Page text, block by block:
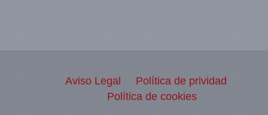
Aviso Legal
Política de prividad
Política de cookies